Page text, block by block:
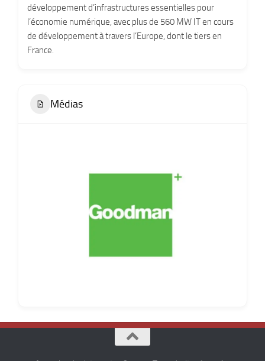
développement d’infrastructures essentielles pour
l’économie numérique, avec plus de 560 MW IT en cours
de développement à travers l’Europe, dont le tiers en
France.
Médias